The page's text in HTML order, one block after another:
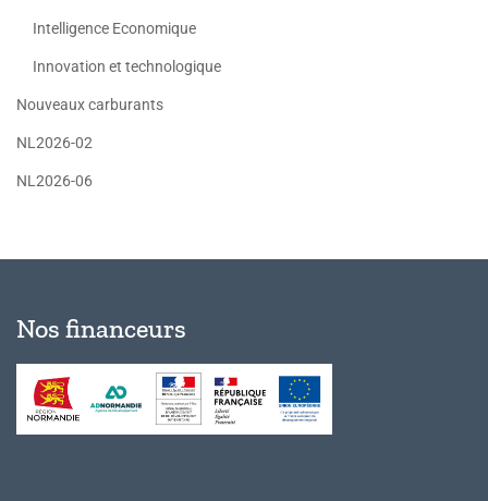
Intelligence Economique
Innovation et technologique
Nouveaux carburants
NL2026-02
NL2026-06
Nos financeurs